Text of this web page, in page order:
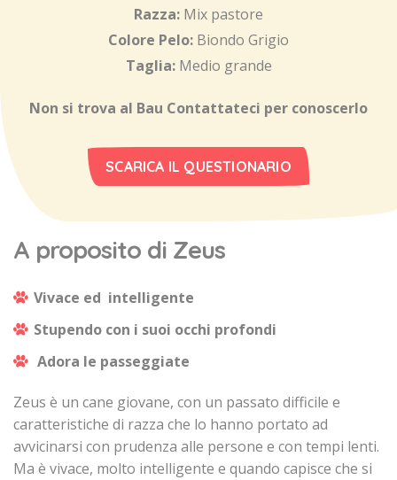
Razza: Mix pastore
Colore Pelo: Biondo Grigio
Taglia: Medio grande
Non si trova al Bau Contattateci per conoscerlo
SCARICA IL QUESTIONARIO
A proposito di Zeus
Vivace ed intelligente
Stupendo con i suoi occhi profondi
Adora le passeggiate
Zeus è un cane giovane, con un passato difficile e
caratteristiche di razza che lo hanno portato ad
avvicinarsi con prudenza alle persone e con tempi lenti.
Ma è vivace, molto intelligente e quando capisce che si